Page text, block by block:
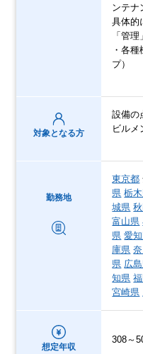
ンテナ
具体的
「管
・各
プ）
対象となる方
設備の
ビルメ
勤務地
東京都
県 栃
城県
富山県
県 愛
庫県
県 広
知県
宮崎県
想定年収
308～